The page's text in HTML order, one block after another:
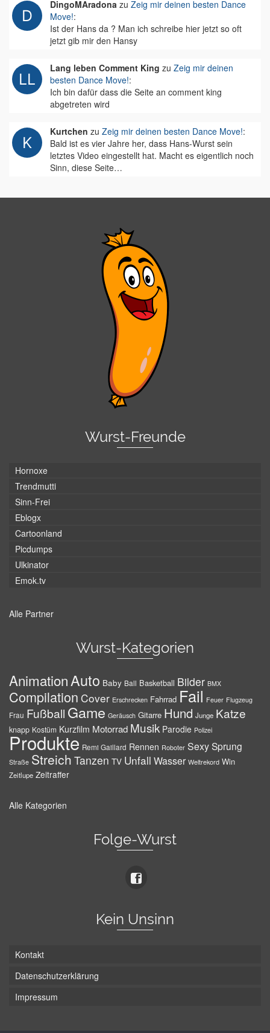
DingoMAradona zu Zeig mir deinen besten Dance
Move!:
Ist der Hans da ? Man ich schreibe hier jetzt so oft
jetzt gib mir den Hansy
Lang leben Comment King zu Zeig mir deinen
besten Dance Move!:
Ich bin dafür dass die Seite an comment king
abgetreten wird
Kurtchen zu Zeig mir deinen besten Dance Move!:
Bald ist es vier Jahre her, dass Hans-Wurst sein
letztes Video eingestellt hat. Macht es eigentlich noch
Sinn, diese Seite…
Wurst-Freunde
Hornoxe
Trendmutti
Sinn-Frei
Eblogx
Cartoonland
Picdumps
Ulkinator
Emok.tv
Alle Partner
Wurst-Kategorien
AnimationAuto Baby Ball Basketball Bilder BMX
Compilation Cover Erschrecken Fahrrad Fail Feuer Flugzeug
Frau Fußball Game Geräusch Gitarre Hund Junge Katze
knapp Kostüm Kurzfilm Motorrad Musik Parodie Polizei
Produkte Remi Gaillard Rennen Roboter SexySprung
Straße Streich Tanzen TV Unfall Wasser Weltrekord Win
Zeitlupe Zeitraffer
Alle Kategorien
Folge-Wurst
Kein Unsinn
Kontakt
Datenschutzerklärung
Impressum